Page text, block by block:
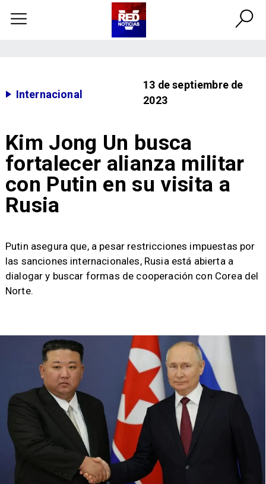
Internacional
13 de septiembre de
2023
Kim Jong Un busca
fortalecer alianza militar
con Putin en su visita a
Rusia
Putin asegura que, a pesar restricciones impuestas por
las sanciones internacionales, Rusia está abierta a
dialogar y buscar formas de cooperación con Corea del
Norte.